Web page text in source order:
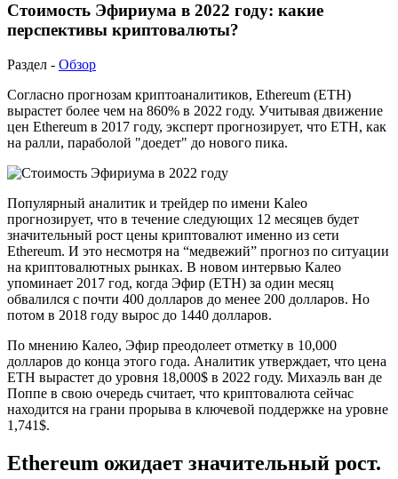
Стоимость Эфириума в 2022 году: какие
перспективы криптовалюты?
Раздел - Обзор
Согласно прогнозам криптоаналитиков, Ethereum (ETH)
вырастет более чем на 860% в 2022 году. Учитывая движение
цен Ethereum в 2017 году, эксперт прогнозирует, что ETH, как
на ралли, параболой "доедет" до нового пика.
Популярный аналитик и трейдер по имени Kaleo
прогнозирует, что в течение следующих 12 месяцев будет
значительный рост цены криптовалют именно из сети
Ethereum. И это несмотря на “медвежий” прогноз по ситуации
на криптовалютных рынках. В новом интервью Калео
упоминает 2017 год, когда Эфир (ETH) за один месяц
обвалился с почти 400 долларов до менее 200 долларов. Но
потом в 2018 году вырос до 1440 долларов.
По мнению Калео, Эфир преодолеет отметку в 10,000
долларов до конца этого года. Аналитик утверждает, что цена
ETH вырастет до уровня 18,000$ в 2022 году. Михаэль ван де
Поппе в свою очередь считает, что криптовалюта сейчас
находится на грани прорыва в ключевой поддержке на уровне
1,741$.
Ethereum ожидает значительный рост.